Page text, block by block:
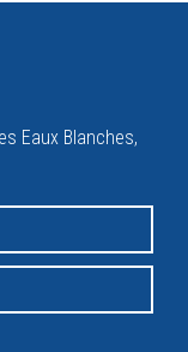
Eaux Blanches,